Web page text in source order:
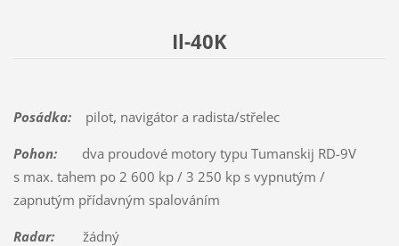
Il-40K
Posádka:pilot, navigátor a radista/střelec
Pohon:dva proudové motory typu Tumanskij RD-9V
s max. tahem po 2 600 kp / 3 250 kp s vypnutým /
zapnutým přídavným spalováním
Radar:žádný